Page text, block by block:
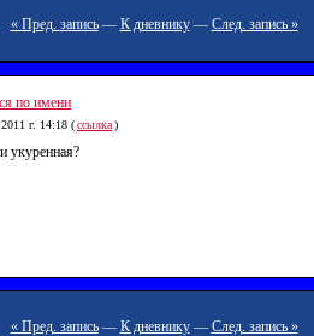
« Пред. запись— К дневнику— След. запись »
по имени
г. 14:18 (ссылка)
укуренная?
« Пред. запись— К дневнику— След. запись »